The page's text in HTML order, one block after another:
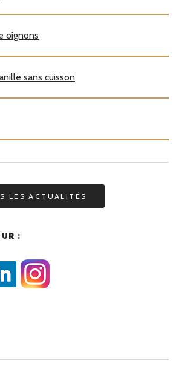
oignons
sans cuisson
LES ACTUALITÉS
: